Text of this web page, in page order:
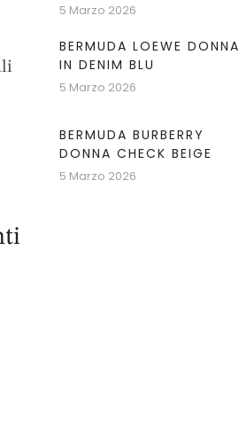
5 Marzo 2026
BERMUDA LOEWE DONNA
IN DENIM BLU
5 Marzo 2026
BERMUDA BURBERRY
DONNA CHECK BEIGE
5 Marzo 2026